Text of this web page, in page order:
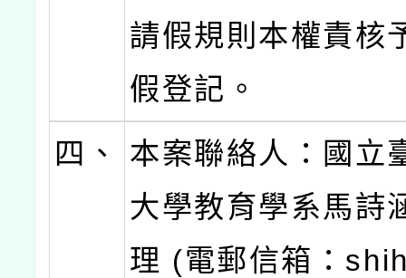
請假規則本權責核
假登記。
四、
本案聯絡人：國立
大學教育學系馬詩
理 (電郵信箱：